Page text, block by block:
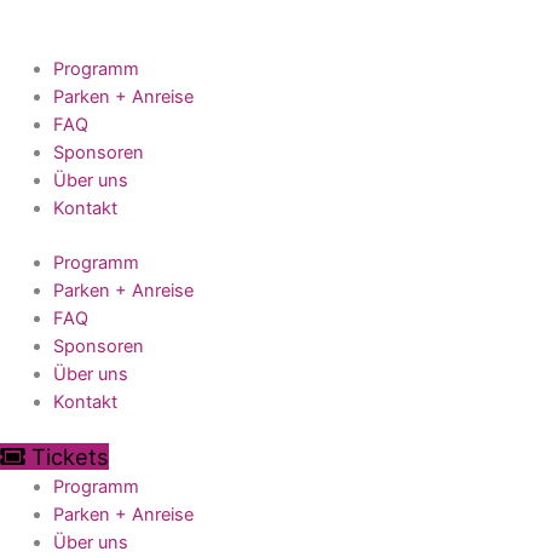
springenProgramm
Parken + Anreise
FAQ
Sponsoren
Über uns
Kontakt
Programm
Parken + Anreise
FAQ
Sponsoren
Über uns
Kontakt
Tickets
Programm
Parken + Anreise
Über uns